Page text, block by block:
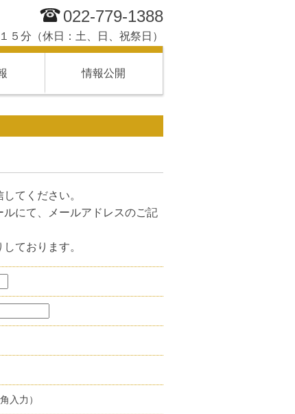
022-779-1388
５分（休日：土、日、祝祭日）
情報公開
てください。
にて、メールアドレスのご記
ております。
入力）